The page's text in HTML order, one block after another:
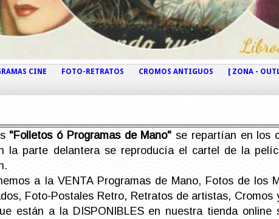
CINE FOTO-RETRATOS CROMOS ANTIGUOS [ ZONA -
"Folletos ó Programas de Mano" se repartían en los
la parte delantera se reproducía el cartel de la
a la VENTA Programas de Mano, Fotos de los
Foto-Postales Retro, Retratos de artistas,
están a la DISPONIBLES en nuestra tienda online